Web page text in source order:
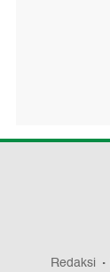
Redaksi